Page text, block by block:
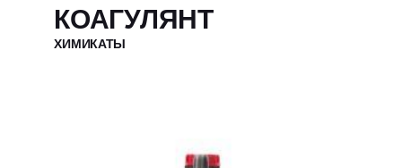
КОАГУЛЯНТ
ХИМИКАТЫ